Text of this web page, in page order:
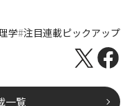
学 注目連載ピックアップ
一覧